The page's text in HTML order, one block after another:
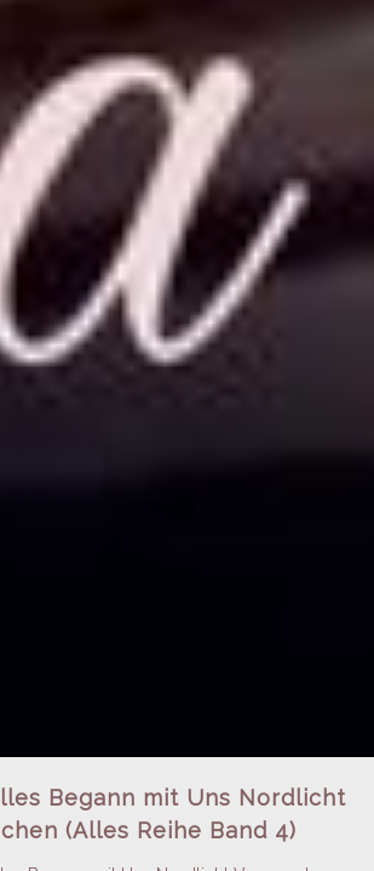
Begann mit Uns Nordlicht
(Alles Reihe Band 4)